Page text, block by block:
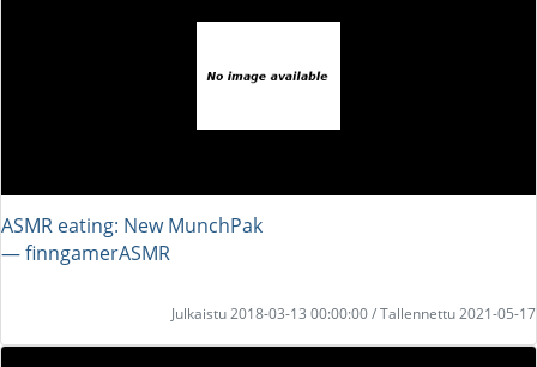
ASMR eating: New MunchPak
― finngamerASMR
Julkaistu 2018-03-13 00:00:00 / Tallennettu 2021-05-17